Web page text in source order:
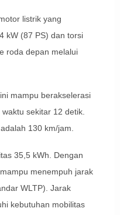
listrik yang
kW (87 PS) dan torsi
roda depan melalui
ini mampu berakselerasi
sekitar 12 detik.
130 km/jam.
35,5 kWh. Dengan
menempuh jarak
WLTP). Jarak
kebutuhan mobilitas